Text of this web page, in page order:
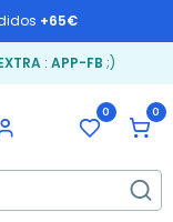
+65€
: APP-FB ;)
0 0